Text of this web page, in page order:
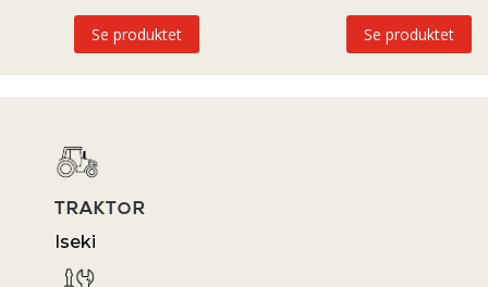
Se produktet Se produktet
TRAKTOR
Iseki